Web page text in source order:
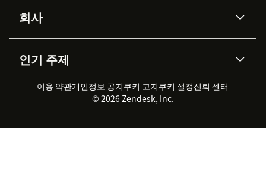
Protection
워크포스 관리
실시간 채팅
클라이언트 포털
API & 개발자
AI 리서치
이벤트 & 웨비나
고객 사례
회사
채용 정보
지속 가능성 보고서
Zendesk Foundation
법적 정보
인기 주제
2026 CX 트렌드
제품 업데이트
고객 서비스 소프트웨어
헬프 데스크 통합 티켓 관리 소
이용 약관개인정보 공지쿠키 고지쿠키 설정신뢰 센터
© 2026 Zendesk, Inc.